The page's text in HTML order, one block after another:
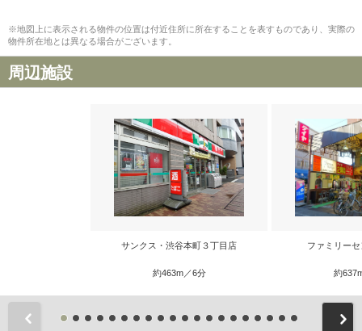
※地図上に表示される物件の位置は付近住所に所在することを表すものであり、実際の
物件所在地とは異なる場合がございます。
周辺施設
サンクス・渋谷本町３丁目店
約463m／6分
ファミリー
約